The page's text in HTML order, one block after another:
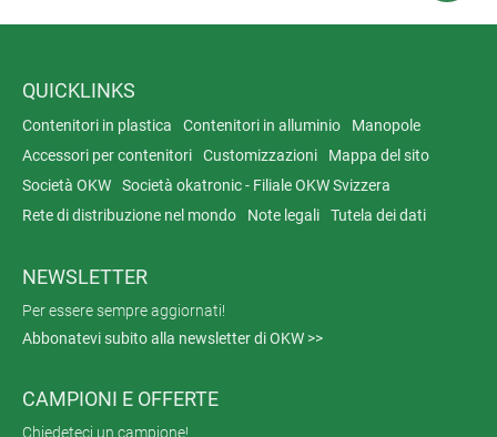
QUICKLINKS
Contenitori in plastica Contenitori in alluminio
Manopole
Accessori per contenitori
Customizzazioni
Mappa del sito
Società OKW
Società okatronic - Filiale OKW Svizzera
Rete di distribuzione nel mondo
Note legali Tutela dei dati
NEWSLETTER
Per essere sempre aggiornati!
Abbonatevi subito alla newsletter di OKW >>
CAMPIONI E OFFERTE
Chiedeteci un campione!